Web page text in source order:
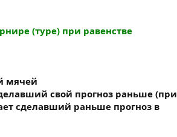
(туре) при равенстве
мячей
свой прогноз раньше (при
сделавший раньше прогноз в